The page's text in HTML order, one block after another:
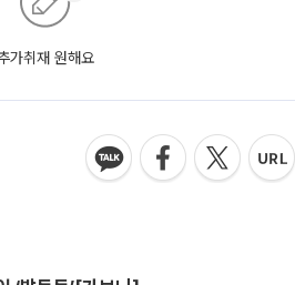
가취재 원해요